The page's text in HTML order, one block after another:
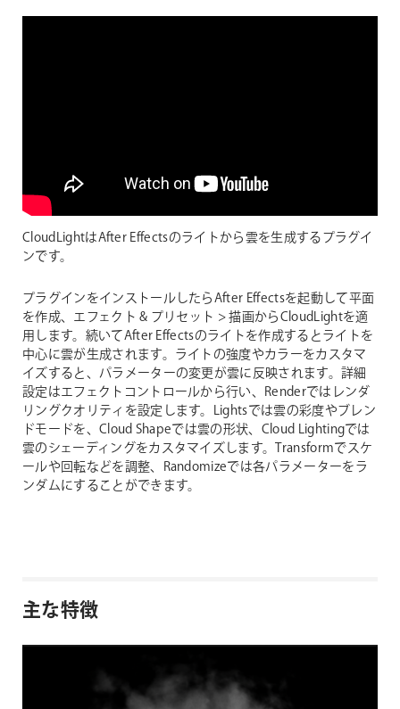
CloudLightはAfter Effectsのライトから雲を生成するプラグイ
ンです。
プラグインをインストールしたらAfter Effectsを起動して平面
を作成、エフェクト & プリセット > 描画からCloudLightを適
用します。続いてAfter Effectsのライトを作成するとライトを
中心に雲が生成されます。ライトの強度やカラーをカスタマ
イズすると、パラメーターの変更が雲に反映されます。詳細
設定はエフェクトコントロールから行い、Renderではレンダ
リングクオリティを設定します。Lightsでは雲の彩度やブレン
ドモードを、Cloud Shapeでは雲の形状、Cloud Lightingでは
雲のシェーディングをカスタマイズします。Transformでスケ
ールや回転などを調整、Randomizeでは各パラメーターをラ
ンダムにすることができます。
主な特徴